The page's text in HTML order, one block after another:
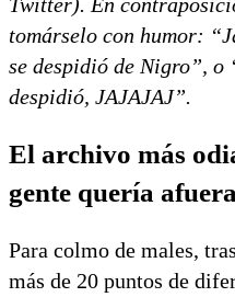
tomárselo con humor:
se despidió de Nigro”,
despidió, JAJAJAJ”.
El archivo más
gente quería
Para colmo de males,
más de 20 puntos de